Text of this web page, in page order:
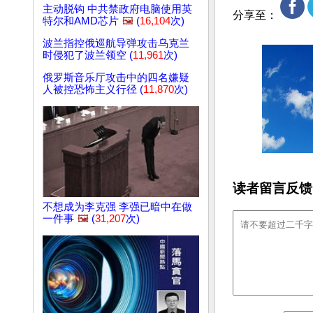
主动脱钩 中共禁政府电脑使用英
特尔和AMD芯片 🖼️ (16,104次)
波兰指控俄巡航导弹攻击乌克兰
时侵犯了波兰领空 (11,961次)
俄罗斯音乐厅攻击中的四名嫌疑
人被控恐怖主义行径 (11,870次)
不想成为李克强 李强已暗中在做
一件事 🖼️ (31,207次)
分享至：
读者留言反